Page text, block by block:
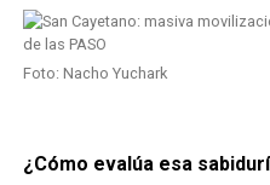
Foto: Nacho Yuchark
¿Cómo evalúa esa